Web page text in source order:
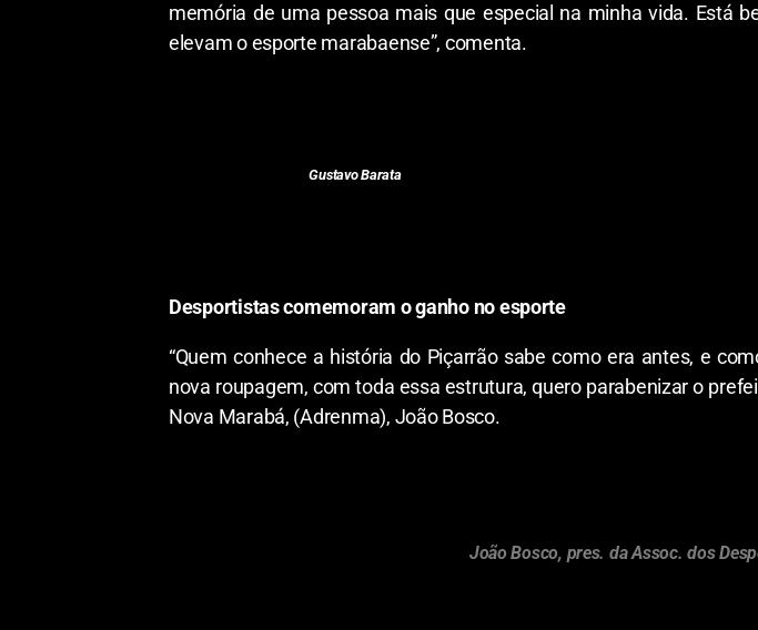
memória de uma pessoa mais que especial na minha vida. Está
elevam o esporte marabaense”, comenta.
Gustavo Barata
Desportistas comemoram o ganho no esporte
“Quem conhece a história do Piçarrão sabe como era antes, e
nova roupagem, com toda essa estrutura, quero parabenizar o
Nova Marabá, (Adrenma), João Bosco.
João Bosco, pres. da Assoc. dos